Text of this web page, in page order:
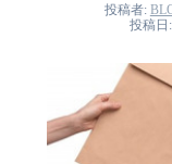
投稿者:
投稿日